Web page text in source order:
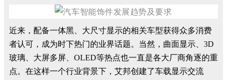
近来，配备一体黑、大尺寸显示的相关车型获得众多消费
者认可，成为时下热门的业界话题。当然，曲面显示、3D
玻璃、大屏多屏、OLED等热点也一直是各大厂商角逐的重
点。在这样一个行业背景下，艾邦创建了车载显示交流